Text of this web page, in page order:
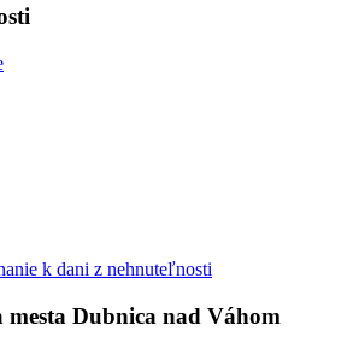
k dani z nehnuteľnosti
Dubnica nad Váhom